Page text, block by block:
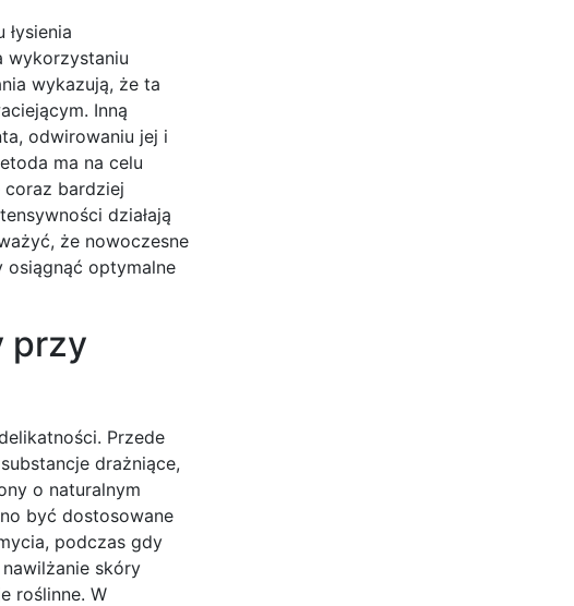
wykorzystaniu
wykazują, że ta
Inną
odwirowaniu jej i
ma na celu
coraz bardziej
działają
że nowoczesne
osiągnąć optymalne
przy
Przede
drażniące,
o naturalnym
być dostosowane
podczas gdy
skóry
roślinne. W